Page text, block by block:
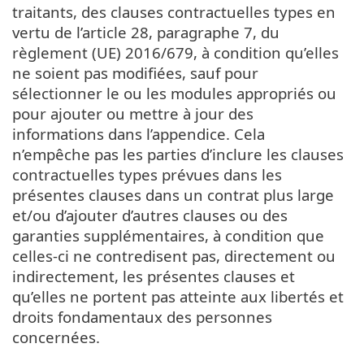
traitants, des clauses contractuelles types en
vertu de l’article 28, paragraphe 7, du
règlement (UE) 2016/679, à condition qu’elles
ne soient pas modifiées, sauf pour
sélectionner le ou les modules appropriés ou
pour ajouter ou mettre à jour des
informations dans l’appendice. Cela
n’empêche pas les parties d’inclure les clauses
contractuelles types prévues dans les
présentes clauses dans un contrat plus large
et/ou d’ajouter d’autres clauses ou des
garanties supplémentaires, à condition que
celles-ci ne contredisent pas, directement ou
indirectement, les présentes clauses et
qu’elles ne portent pas atteinte aux libertés et
droits fondamentaux des personnes
concernées.